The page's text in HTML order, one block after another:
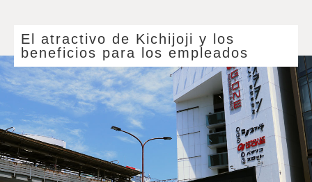
El atractivo de Kichijoji y los
beneficios para los empleados